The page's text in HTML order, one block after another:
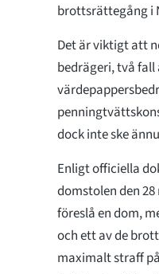
brottsrättegång i
Det är viktigt att
bedrägeri, två
dock inte ske
Enligt officiella
domstolen den
föreslå en dom,
och ett av de
maximalt straff